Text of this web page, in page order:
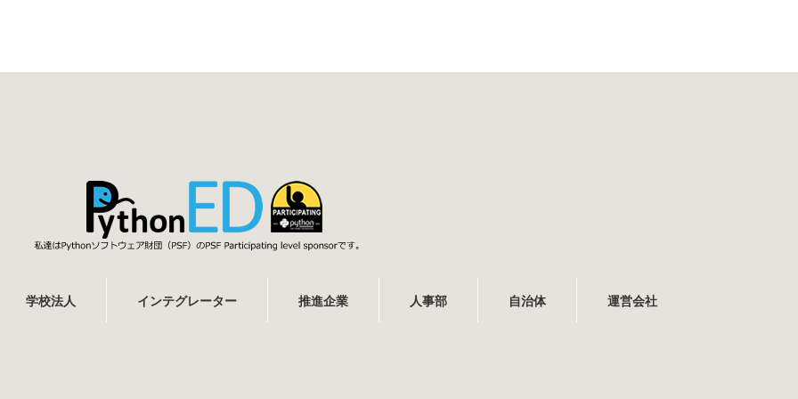
学校法人 インテグレーター 推進企業 人事部 自治体 運営会社